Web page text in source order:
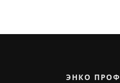
ЭНКО ПРОФ